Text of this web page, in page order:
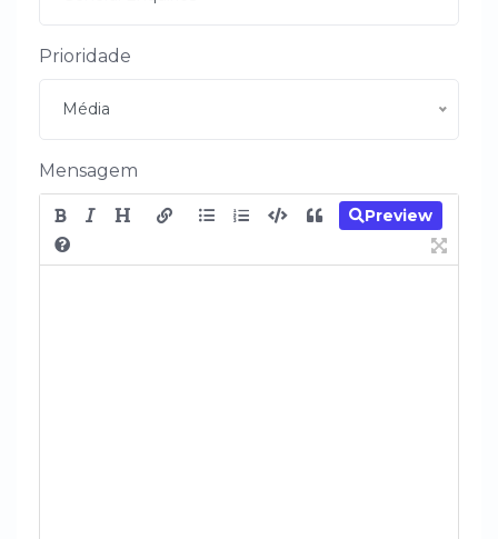
Prioridade
Média
Mensagem
Preview